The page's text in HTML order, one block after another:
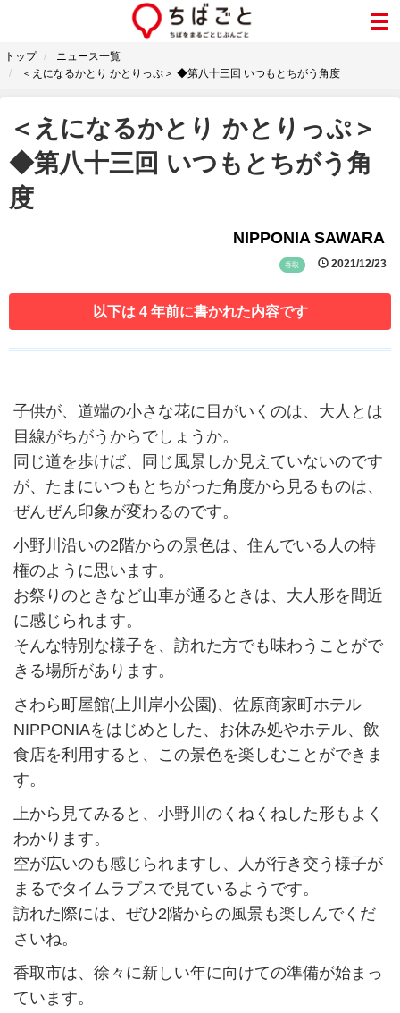
トップ
ニュース一覧
＜えになるかとり かとりっぷ＞ ◆第八十三回 いつもとちがう角度
＜えになるかとり かとりっぷ＞
◆第八十三回 いつもとちがう角
度
NIPPONIA SAWARA
香取 2021/12/23
以下は 4 年前に書かれた内容です
子供が、道端の小さな花に目がいくのは、大人とは
目線がちがうからでしょうか。
同じ道を歩けば、同じ風景しか見えていないのです
が、たまにいつもとちがった角度から見るものは、
ぜんぜん印象が変わるのです。
小野川沿いの2階からの景色は、住んでいる人の特
権のように思います。
お祭りのときなど山車が通るときは、大人形を間近
に感じられます。
そんな特別な様子を、訪れた方でも味わうことがで
きる場所があります。
さわら町屋館(上川岸小公園)、佐原商家町ホテル
NIPPONIAをはじめとした、お休み処やホテル、飲
食店を利用すると、この景色を楽しむことができま
す。
上から見てみると、小野川のくねくねした形もよく
わかります。
空が広いのも感じられますし、人が行き交う様子が
まるでタイムラプスで見ているようです。
訪れた際には、ぜひ2階からの風景も楽しんでくだ
さいね。
香取市は、徐々に新しい年に向けての準備が始まっ
ています。